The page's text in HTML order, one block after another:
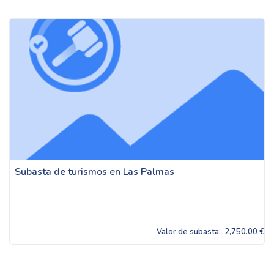
Subasta de turismos en Las Palmas
Valor de subasta: 2,750.00 €